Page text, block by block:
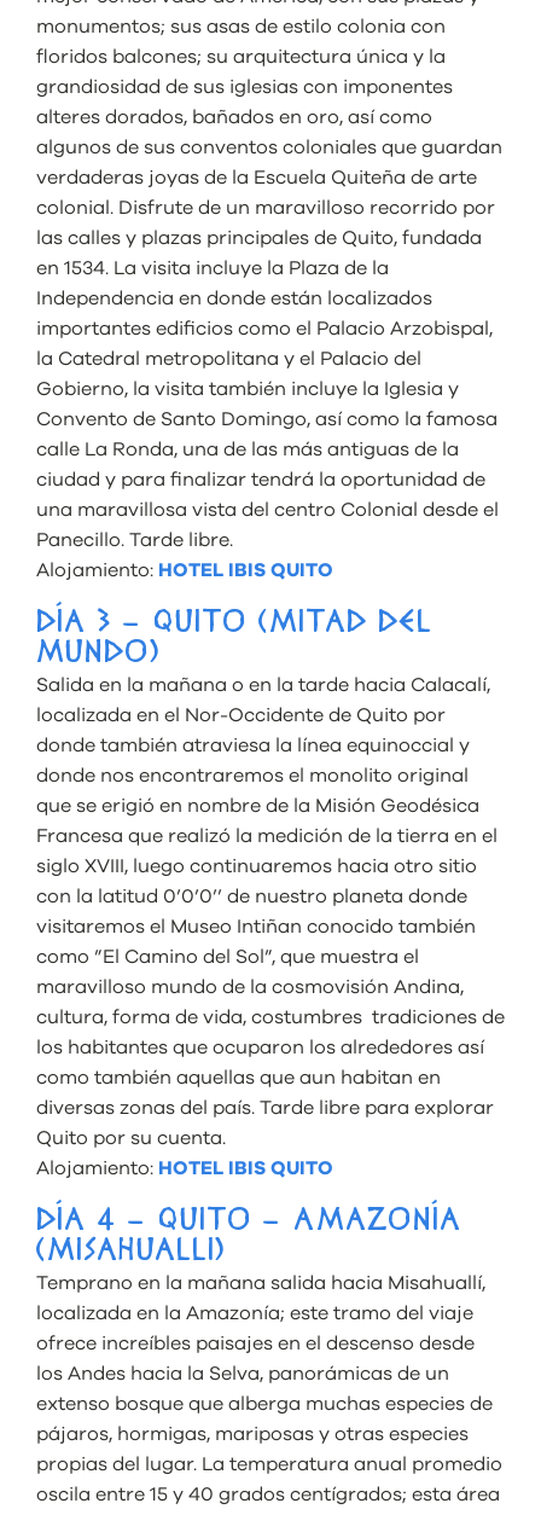
monumentos; sus asas de estilo colonia con
floridos balcones; su arquitectura única y la
grandiosidad de sus iglesias con imponentes
alteres dorados, bañados en oro, así como
algunos de sus conventos coloniales que guardan
verdaderas joyas de la Escuela Quiteña de arte
colonial. Disfrute de un maravilloso recorrido por
las calles y plazas principales de Quito, fundada
en 1534. La visita incluye la Plaza de la
Independencia en donde están localizados
importantes edificios como el Palacio Arzobispal,
la Catedral metropolitana y el Palacio del
Gobierno, la visita también incluye la Iglesia y
Convento de Santo Domingo, así como la famosa
calle La Ronda, una de las más antiguas de la
ciudad y para finalizar tendrá la oportunidad de
una maravillosa vista del centro Colonial desde el
Panecillo. Tarde libre.
Alojamiento: HOTEL IBIS QUITO
DÍA 3 – QUITO (MITAD DEL
MUNDO)
Salida en la mañana o en la tarde hacia Calacalí,
localizada en el Nor-Occidente de Quito por
donde también atraviesa la línea equinoccial y
donde nos encontraremos el monolito original
que se erigió en nombre de la Misión Geodésica
Francesa que realizó la medición de la tierra en el
siglo XVIII, luego continuaremos hacia otro sitio
con la latitud 0’0’0’’ de nuestro planeta donde
visitaremos el Museo Intiñan conocido también
como ”El Camino del Sol”, que muestra el
maravilloso mundo de la cosmovisión Andina,
cultura, forma de vida, costumbres tradiciones de
los habitantes que ocuparon los alrededores así
como también aquellas que aun habitan en
diversas zonas del país. Tarde libre para explorar
Quito por su cuenta.
Alojamiento: HOTEL IBIS QUITO
DÍA 4 – QUITO – AMAZONÍA
(MISAHUALLI)
Temprano en la mañana salida hacia Misahuallí,
localizada en la Amazonía; este tramo del viaje
ofrece increíbles paisajes en el descenso desde
los Andes hacia la Selva, panorámicas de un
extenso bosque que alberga muchas especies de
pájaros, hormigas, mariposas y otras especies
propias del lugar. La temperatura anual promedio
oscila entre 15 y 40 grados centígrados; esta área